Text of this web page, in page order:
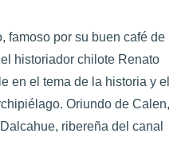
famoso por su buen café de
historiador chilote Renato
en el tema de la historia y el
Oriundo de Calen,
ribereña del canal